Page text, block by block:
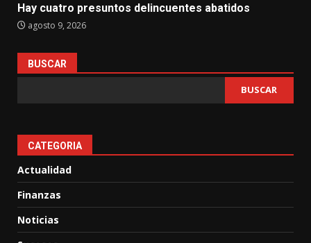
Hay cuatro presuntos delincuentes abatidos
agosto 9, 2026
BUSCAR
BUSCAR
CATEGORIA
Actualidad
Finanzas
Noticias